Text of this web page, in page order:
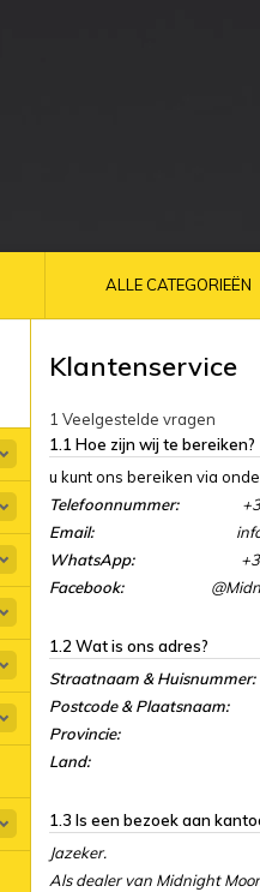
ALLE CATEGORIEËN
Klantenservice
1 Veelgestelde vragen
1.1 Hoe zijn wij te bereiken?
u kunt ons bereiken via
Telefoonnummer:
Email:
WhatsApp:
Facebook:
1.2 Wat is ons adres?
Straatnaam & Huisnummer:
Postcode & Plaatsnaam:
Provincie:
Land:
1.3 Is een bezoek aan
Jazeker.
Als dealer van Midnight